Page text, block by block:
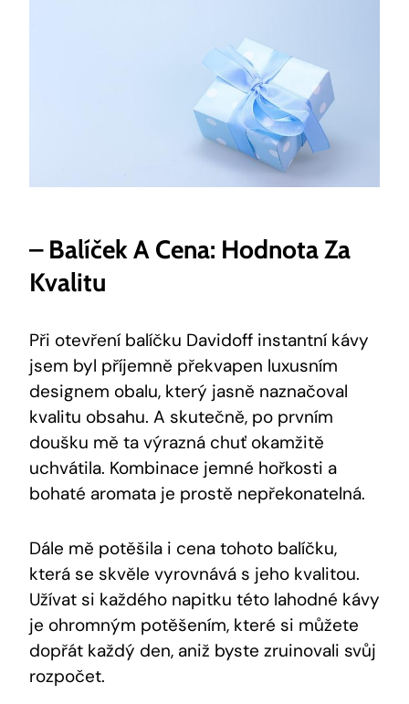
– Balíček A Cena: Hodnota Za
Kvalitu
Při otevření balíčku Davidoff instantní kávy
jsem byl příjemně překvapen luxusním
designem obalu, který jasně naznačoval
kvalitu obsahu. A skutečně, po prvním
doušku mě ta výrazná chuť okamžitě
uchvátila. Kombinace jemné hořkosti a
bohaté aromata je prostě nepřekonatelná.
Dále mě potěšila i cena tohoto balíčku,
která se skvěle vyrovnává s jeho kvalitou.
Užívat si každého napitku této lahodné kávy
je ohromným potěšením, které si můžete
dopřát každý den, aniž byste zruinovali svůj
rozpočet.